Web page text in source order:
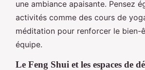
une ambiance apaisante. Pensez
activités comme des cours de
méditation pour renforcer le bien-
équipe.
Le Feng Shui et les espaces de